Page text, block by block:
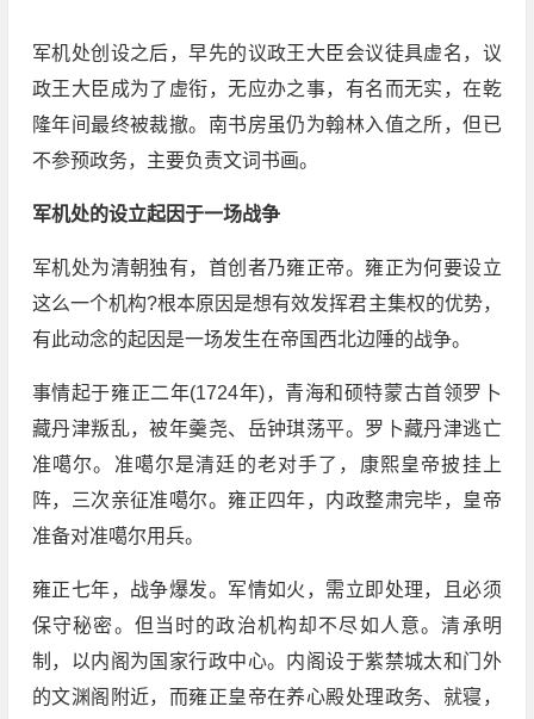
军机处创设之后，早先的议政王大臣会议徒具虚名，议
政王大臣成为了虚衔，无应办之事，有名而无实，在乾
隆年间最终被裁撤。南书房虽仍为翰林入值之所，但已
不参预政务，主要负责文词书画。
军机处的设立起因于一场战争
军机处为清朝独有，首创者乃雍正帝。雍正为何要设立
这么一个机构?根本原因是想有效发挥君主集权的优势，
有此动念的起因是一场发生在帝国西北边陲的战争。
事情起于雍正二年(1724年)，青海和硕特蒙古首领罗卜
藏丹津叛乱，被年羹尧、岳钟琪荡平。罗卜藏丹津逃亡
准噶尔。准噶尔是清廷的老对手了，康熙皇帝披挂上
阵，三次亲征准噶尔。雍正四年，内政整肃完毕，皇帝
准备对准噶尔用兵。
雍正七年，战争爆发。军情如火，需立即处理，且必须
保守秘密。但当时的政治机构却不尽如人意。清承明
制，以内阁为国家行政中心。内阁设于紫禁城太和门外
的文渊阁附近，而雍正皇帝在养心殿处理政务、就寝，